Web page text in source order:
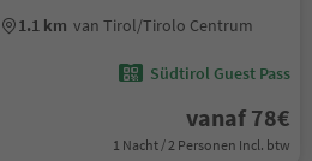
1.1 km van Tirol/Tirolo Centrum
Südtirol Guest Pass
vanaf 78€
1 Nacht / 2 Personen Incl. btw